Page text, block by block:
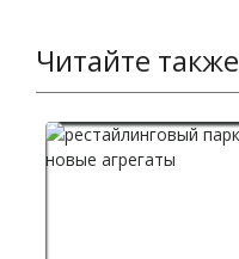
Читайте также